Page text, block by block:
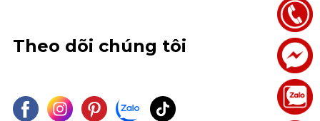
Theo dõi chúng tôi